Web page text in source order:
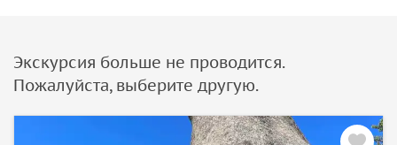
Экскурсия больше не проводится.
Пожалуйста, выберите другую.